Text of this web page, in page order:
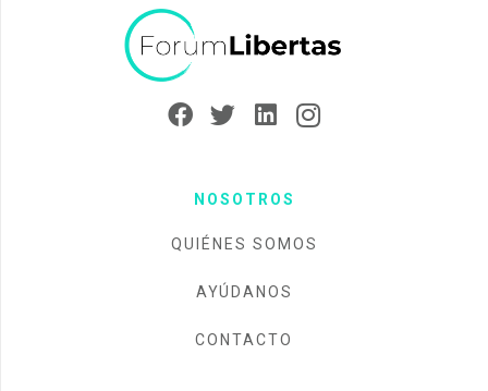
NOSOTROS
QUIÉNES SOMOS
AYÚDANOS
CONTACTO